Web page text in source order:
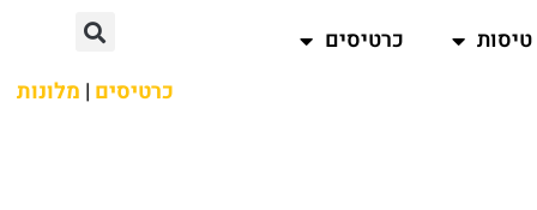
טיסות
כרטיסים
כרטיסים | מלונות